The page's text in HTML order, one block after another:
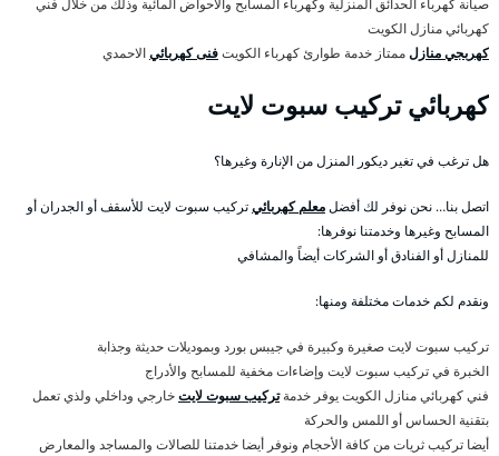
صيانة كهرباء الحدائق المنزلية وكهرباء المسابح والاحواض المائية وذلك من خلال فني
كهربائي منازل الكويت
كهربجي منازلممتاز خدمة طوارئ كهرباء الكويتفنى كهربائيالاحمدي
كهربائي تركيب سبوت لايت
هل ترغب في تغير ديكور المنزل من الإنارة وغيرها؟
اتصل بنا… نحن نوفر لك أفضلمعلم كهربائيتركيب سبوت لايت للأسقف أو الجدران أو
المسابح وغيرها وخدمتنا نوفرها:
للمنازل أو الفنادق أو الشركات أيضاً والمشافي
ونقدم لكم خدمات مختلفة ومنها:
تركيب سبوت لايت صغيرة وكبيرة في جيبس بورد وبموديلات حديثة وجذابة
الخبرة في تركيب سبوت لايت وإضاءات مخفية للمسابح والأدراج
فني كهربائي منازل الكويت يوفر خدمةتركيب سبوت لايتخارجي وداخلي ولذي تعمل
بتقنية الحساس أو اللمس والحركة
أيضا تركيب ثريات من كافة الأحجام ونوفر أيضا خدمتنا للصالات والمساجد والمعارض